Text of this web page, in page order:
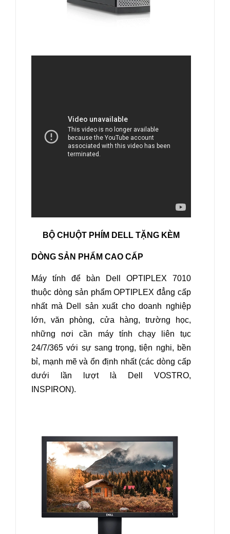
BỘ CHUỘT PHÍM DELL TẶNG KÈM
DÒNG SẢN PHẨM CAO CẤP
Máy tính để bàn Dell OPTIPLEX 7010
thuộc dòng sản phẩm OPTIPLEX đẳng cấp
nhất mà Dell sản xuất cho doanh nghiệp
lớn, văn phòng, cửa hàng, trường học,
những nơi cần máy tính chạy liên tục
24/7/365 với sự sang trọng, tiện nghi, bền
bỉ, mạnh mẽ và ổn định nhất (các dòng cấp
dưới lần lượt là Dell VOSTRO,
INSPIRON).